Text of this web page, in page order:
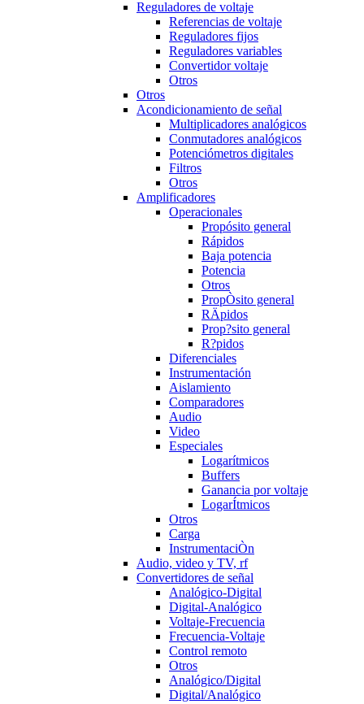
Reguladores de voltaje
Referencias de voltaje
Reguladores fijos
Reguladores variables
Convertidor voltaje
Otros
Otros
Acondicionamiento de señal
Multiplicadores analógicos
Conmutadores analógicos
Potenciómetros digitales
Filtros
Otros
Amplificadores
Operacionales
Propósito general
Rápidos
Baja potencia
Potencia
Otros
PropÒsito general
RÄpidos
Prop?sito general
R?pidos
Diferenciales
Instrumentación
Aislamiento
Comparadores
Audio
Video
Especiales
Logarítmicos
Buffers
Ganancia por voltaje
LogarÍtmicos
Otros
Carga
InstrumentaciÒn
Audio, video y TV, rf
Convertidores de señal
Analógico-Digital
Digital-Analógico
Voltaje-Frecuencia
Frecuencia-Voltaje
Control remoto
Otros
Analógico/Digital
Digital/Analógico